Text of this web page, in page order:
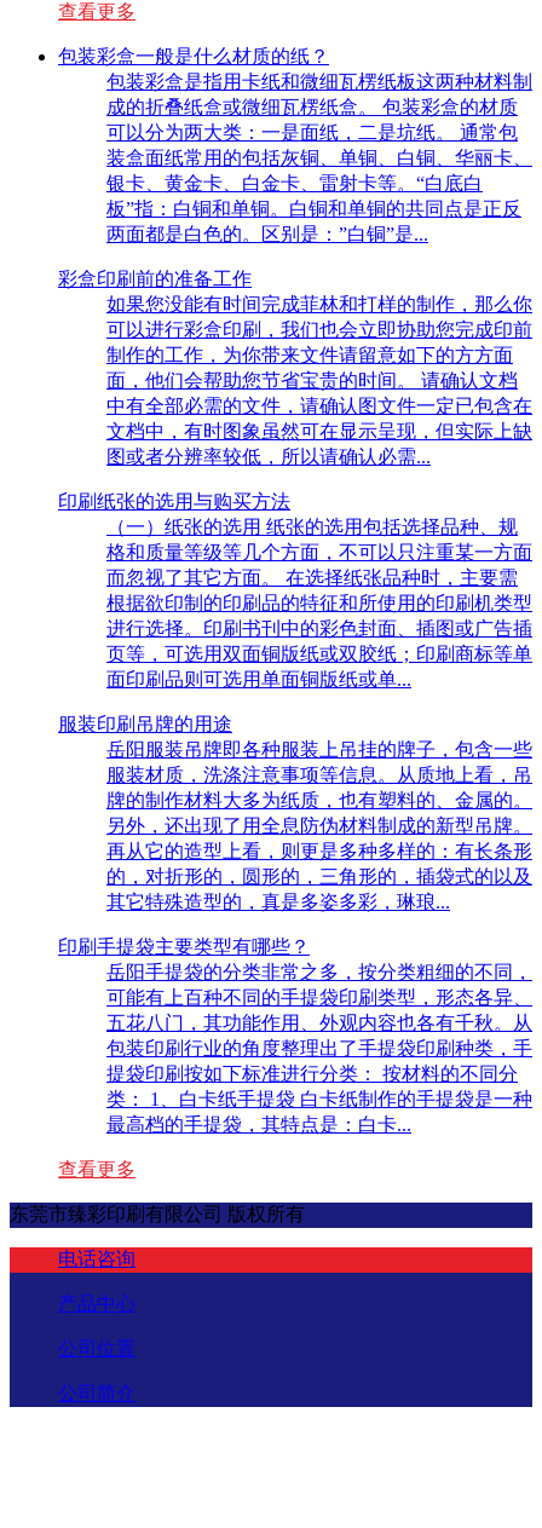
查看更多
包装彩盒一般是什么材质的纸？
包装彩盒是指用卡纸和微细瓦楞纸板这两种材料制
成的折叠纸盒或微细瓦楞纸盒。 包装彩盒的材质
可以分为两大类：一是面纸，二是坑纸。 通常包
装盒面纸常用的包括灰铜、单铜、白铜、华丽卡、
银卡、黄金卡、白金卡、雷射卡等。“白底白
板”指：白铜和单铜。白铜和单铜的共同点是正反
两面都是白色的。区别是：”白铜”是...
彩盒印刷前的准备工作
如果您没能有时间完成菲林和打样的制作，那么你
可以进行彩盒印刷，我们也会立即协助您完成印前
制作的工作，为你带来文件请留意如下的方方面
面，他们会帮助您节省宝贵的时间。 请确认文档
中有全部必需的文件，请确认图文件一定已包含在
文档中，有时图象虽然可在显示呈现，但实际上缺
图或者分辨率较低，所以请确认必需...
印刷纸张的选用与购买方法
（一）纸张的选用 纸张的选用包括选择品种、规
格和质量等级等几个方面，不可以只注重某一方面
而忽视了其它方面。 在选择纸张品种时，主要需
根据欲印制的印刷品的特征和所使用的印刷机类型
进行选择。印刷书刊中的彩色封面、插图或广告插
页等，可选用双面铜版纸或双胶纸；印刷商标等单
面印刷品则可选用单面铜版纸或单...
服装印刷吊牌的用途
岳阳服装吊牌即各种服装上吊挂的牌子，包含一些
服装材质，洗涤注意事项等信息。从质地上看，吊
牌的制作材料大多为纸质，也有塑料的、金属的。
另外，还出现了用全息防伪材料制成的新型吊牌。
再从它的造型上看，则更是多种多样的：有长条形
的，对折形的，圆形的，三角形的，插袋式的以及
其它特殊造型的，真是多姿多彩，琳琅...
印刷手提袋主要类型有哪些？
岳阳手提袋的分类非常之多，按分类粗细的不同，
可能有上百种不同的手提袋印刷类型，形态各异、
五花八门，其功能作用、外观内容也各有千秋。从
包装印刷行业的角度整理出了手提袋印刷种类，手
提袋印刷按如下标准进行分类： 按材料的不同分
类： 1、白卡纸手提袋 白卡纸制作的手提袋是一种
最高档的手提袋，其特点是：白卡...
查看更多
东莞市臻彩印刷有限公司 版权所有
电话咨询
产品中心
公司位置
公司简介